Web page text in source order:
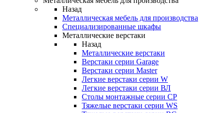
Назад
Металлическая мебель для производства
Cпециализированные шкафы
Металлические верстаки
Назад
Металлические верстаки
Верстаки серии Garage
Верстаки серии Master
Легкие верстаки серии W
Легкие верстаки серии ВЛ
Столы монтажные серии СР
Тяжелые верстаки серии WS